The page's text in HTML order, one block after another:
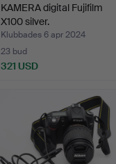
KAMERA digital Fujifilm
X100 silver.
Klubbades 6 apr 2024
23 bud
321 USD